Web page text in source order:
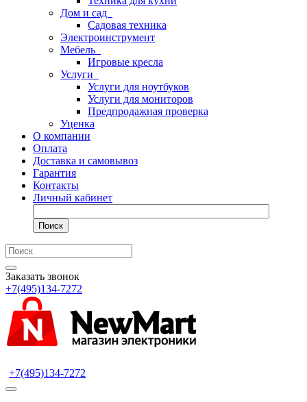
Дом и сад
Садовая техника
Электроинструмент
Мебель
Игровые кресла
Услуги
Услуги для ноутбуков
Услуги для мониторов
Предпродажная проверка
Уценка
О компании
Оплата
Доставка и самовывоз
Гарантия
Контакты
Личный кабинет
Поиск
Заказать звонок
+7(495)134-7272
+7(495)134-7272